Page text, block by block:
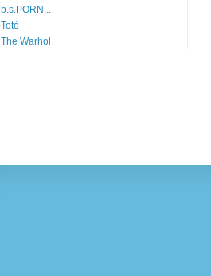
b.s.PORN...
Totò
The Warhol